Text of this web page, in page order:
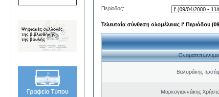
Περίοδος:
Τελευταία σύνθεση ολομέλειας Ι' Περιόδου
Ονοματεπώνυμο
Βαλυράκης
Μαρκογιαννάκης